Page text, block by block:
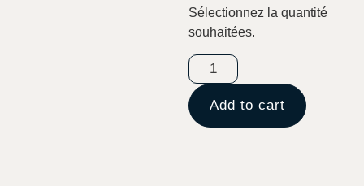
Sélectionnez la quantité
souhaitées.
Add to cart